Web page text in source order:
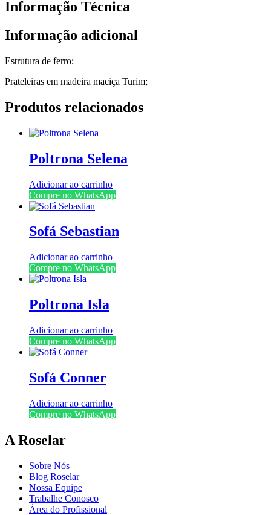
Informação Técnica
Informação adicional
Estrutura de ferro;
Prateleiras em madeira maciça Turim;
Produtos relacionados
Poltrona Selena
Adicionar ao carrinho
Compre no WhatsApp
Sofá Sebastian
Adicionar ao carrinho
Compre no WhatsApp
Poltrona Isla
Adicionar ao carrinho
Compre no WhatsApp
Sofá Conner
Adicionar ao carrinho
Compre no WhatsApp
A Roselar
Sobre Nós
Blog Roselar
Nossa Equipe
Trabalhe Conosco
Área do Profissional